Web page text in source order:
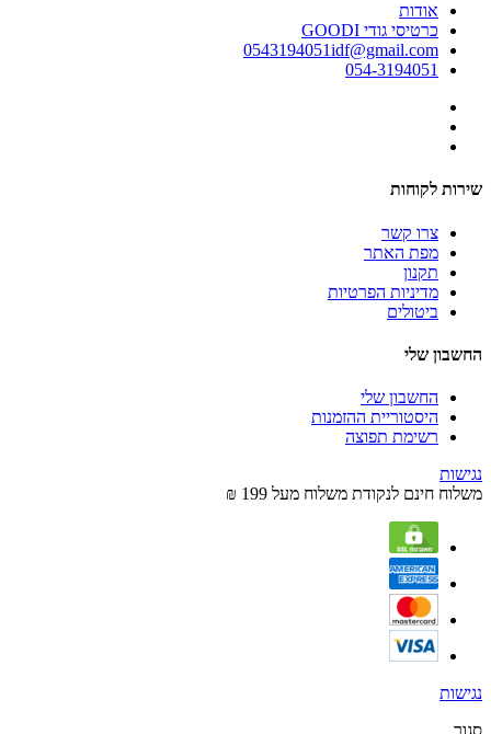
אודות
כרטיסי גודי GOODI
0543194051idf@gmail.com
054-3194051
שירות לקוחות
צרו קשר
מפת האתר
תקנון
מדיניות הפרטיות
ביטולים
החשבון שלי
החשבון שלי
היסטוריית ההזמנות
רשימת תפוצה
נגישות
משלוח חינם לנקודת משלוח מעל 199 ₪
נגישות